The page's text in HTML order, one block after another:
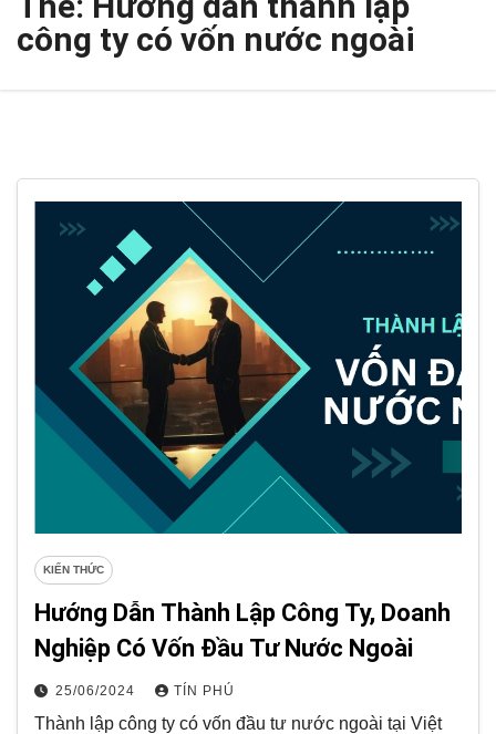
công ty có vốn nước ngoài
KIẾN THỨC
Hướng Dẫn Thành Lập Công Ty, Doanh
Nghiệp Có Vốn Đầu Tư Nước Ngoài
25/06/2024 TÍN PHÚ
Thành lập công ty có vốn đầu tư nước ngoài tại Việt